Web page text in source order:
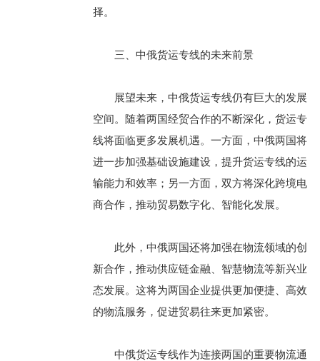
择。
三、中俄货运专线的未来前景
展望未来，中俄货运专线仍有巨大的发展
空间。随着两国经贸合作的不断深化，货运专
线将面临更多发展机遇。一方面，中俄两国将
进一步加强基础设施建设，提升货运专线的运
输能力和效率；另一方面，双方将深化跨境电
商合作，推动贸易数字化、智能化发展。
此外，中俄两国还将加强在物流领域的创
新合作，推动供应链金融、智慧物流等新兴业
态发展。这将为两国企业提供更加便捷、高效
的物流服务，促进贸易往来更加紧密。
中俄货运专线作为连接两国的重要物流通